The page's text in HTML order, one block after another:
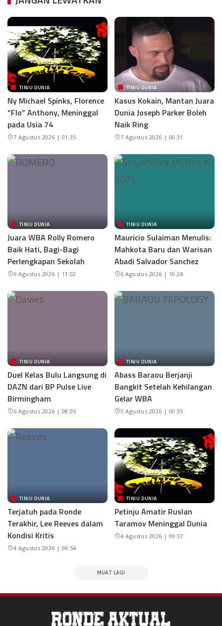
TINJU DUNIA
Ny Michael Spinks, Florence
“Flo” Anthony, Meninggal
pada Usia 74
7 Agustus 2026 | 01:35
TINJU DUNIA
Kasus Kokain, Mantan Juara
Dunia Joseph Parker Boleh
Naik Ring
7 Agustus 2026 | 00:31
TINJU DUNIA
Juara WBA Rolly Romero
Baik Hati, Bagi-Bagi
Perlengkapan Sekolah
6 Agustus 2026 | 11:02
TINJU DUNIA
Mauricio Sulaiman Menulis:
Mahkota Baru dan Warisan
Abadi Salvador Sanchez
6 Agustus 2026 | 10:24
TINJU DUNIA
Duel Kelas Bulu Langsung di
DAZN dari BP Pulse Live
Birmingham
6 Agustus 2026 | 08:05
TINJU DUNIA
Abass Baraou Berjanji
Bangkit Setelah Kehilangan
Gelar WBA
5 Agustus 2026 | 00:35
TINJU DUNIA
Terjatuh pada Ronde
Terakhir, Lee Reeves dalam
Kondisi Kritis
4 Agustus 2026 | 09:54
TINJU DUNIA
Petinju Amatir Ruslan
Taramov Meninggal Dunia
4 Agustus 2026 | 09:37
MUAT LAGI